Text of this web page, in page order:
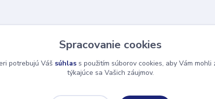
Spracovanie cookies
potrebujú Váš súhlas s použitím súborov cookies, aby Vám
týkajúce sa Vašich záujmov.